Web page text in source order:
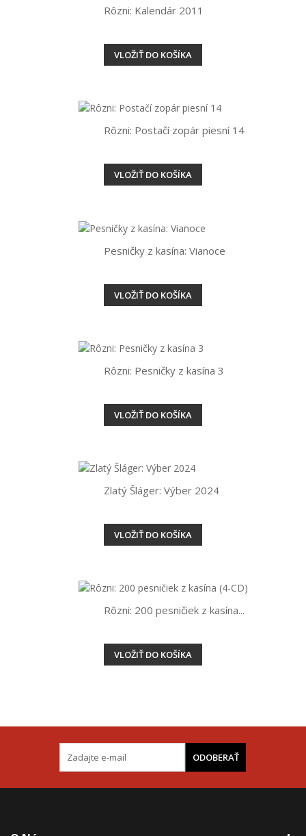
Rôzni: Kalendár 2011
VLOŽIŤ DO KOŠÍKA
Rôzni: Postačí zopár piesní 14
VLOŽIŤ DO KOŠÍKA
Pesničky z kasína: Vianoce
VLOŽIŤ DO KOŠÍKA
Rôzni: Pesničky z kasína 3
VLOŽIŤ DO KOŠÍKA
Zlatý Šláger: Výber 2024
VLOŽIŤ DO KOŠÍKA
Rôzni: 200 pesničiek z kasína...
VLOŽIŤ DO KOŠÍKA
ODOBERAŤ